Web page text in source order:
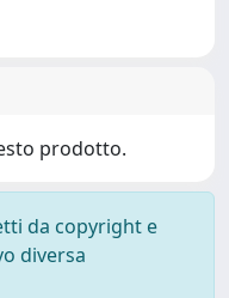
prodotto.
da copyright e
diversa